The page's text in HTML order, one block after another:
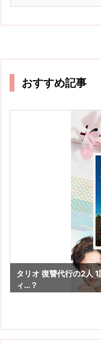
おすすめ記事
タリオ 復讐代行の2人
ィ…？